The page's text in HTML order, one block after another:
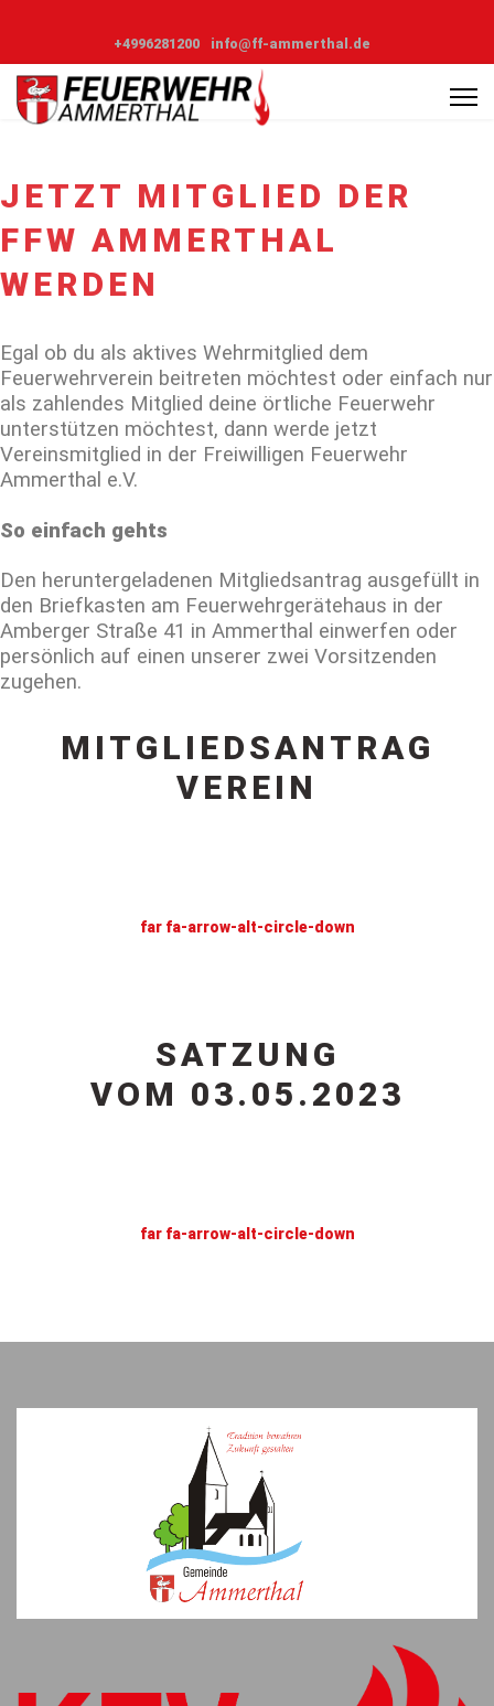
+4996281200 info@ff-ammerthal.de
JETZT MITGLIED DER
FFW AMMERTHAL
WERDEN
Egal ob du als aktives Wehrmitglied dem
Feuerwehrverein beitreten möchtest oder einfach nur
als zahlendes Mitglied deine örtliche Feuerwehr
unterstützen möchtest, dann werde jetzt
Vereinsmitglied in der Freiwilligen Feuerwehr
Ammerthal e.V.
So einfach gehts
Den heruntergeladenen Mitgliedsantrag ausgefüllt in
den Briefkasten am Feuerwehrgerätehaus in der
Amberger Straße 41 in Ammerthal einwerfen oder
persönlich auf einen unserer zwei Vorsitzenden
zugehen.
MITGLIEDSANTRAG
VEREIN
far fa-arrow-alt-circle-down
SATZUNG
VOM 03.05.2023
far fa-arrow-alt-circle-down